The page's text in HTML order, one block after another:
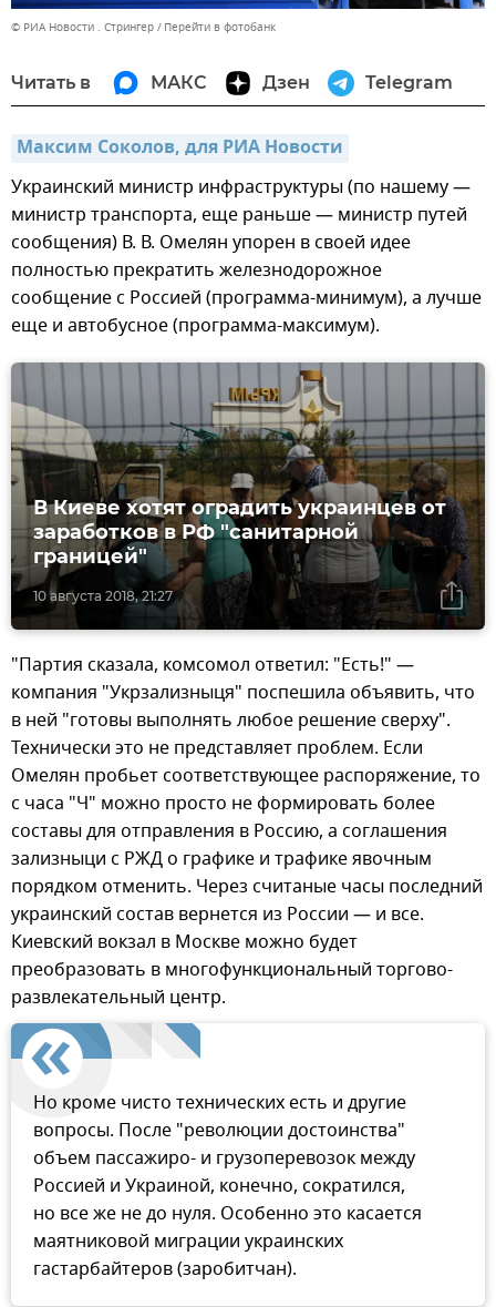
© РИА Новости . Стрингер Перейти в фотобанк
Читать в МАКС Дзен Telegram
Максим Соколов, для РИА Новости
Украинский министр инфраструктуры (по нашему —
министр транспорта, еще раньше — министр путей
сообщения) В. В. Омелян упорен в своей идее
полностью прекратить железнодорожное
сообщение с Россией (программа-минимум), а лучше
еще и автобусное (программа-максимум).
10 августа 2018, 21:27
В Киеве хотят оградить украинцев от
заработков в РФ "санитарной
границей"
"Партия сказала, комсомол ответил: "Есть!" —
компания "Укрзализныця" поспешила объявить, что
в ней "готовы выполнять любое решение сверху".
Технически это не представляет проблем. Если
Омелян пробьет соответствующее распоряжение, то
с часа "Ч" можно просто не формировать более
составы для отправления в Россию, а соглашения
зализныци с РЖД о графике и трафике явочным
порядком отменить. Через считаные часы последний
украинский состав вернется из России — и все.
Киевский вокзал в Москве можно будет
преобразовать в многофункциональный торгово-
развлекательный центр.
Но кроме чисто технических есть и другие
вопросы. После "революции достоинства"
объем пассажиро- и грузоперевозок между
Россией и Украиной, конечно, сократился,
но все же не до нуля. Особенно это касается
маятниковой миграции украинских
гастарбайтеров (заробитчан).